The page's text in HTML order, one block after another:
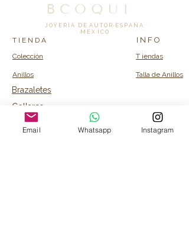
B C O Q U I
J O Y E R Í A D E A U T O R · E S P A Ñ A
·M E X I C O
T I E N D A I N F O
Colección T iendas
Anillos Talla de Anillos
Brazaletes
Collares
C O N T A C T O
Email Whatsapp Instagram